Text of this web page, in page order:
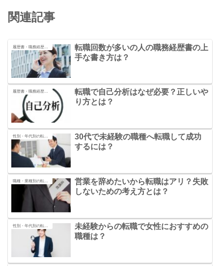
関連記事
転職回数が多いの人の職務経歴書の上
手な書き方は？
履歴書・職務経歴書の書き方
転職で自己分析はなぜ必要？正しいや
り方とは？
性別・年代別の転職の秘訣
30代で未経験の職種へ転職して成功
するには？
職種・業種別の転職の秘訣
営業を辞めたいから転職はアリ？失敗
しないための考え方とは？
性別・年代別の転職の秘訣
未経験からの転職で女性におすすめの
職種は？